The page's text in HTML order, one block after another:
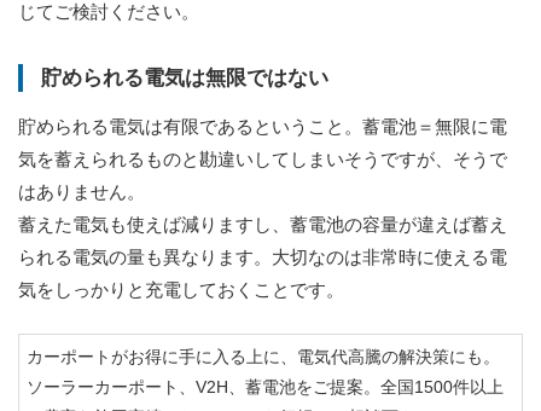
じてご検討ください。
貯められる電気は無限ではない
貯められる電気は有限であるということ。蓄電池＝無限に電
気を蓄えられるものと勘違いしてしまいそうですが、そうで
はありません。
蓄えた電気も使えば減りますし、蓄電池の容量が違えば蓄え
られる電気の量も異なります。大切なのは非常時に使える電
気をしっかりと充電しておくことです。
カーポートがお得に手に入る上に、電気代高騰の解決策にも。
ソーラーカーポート、V2H、蓄電池をご提案。全国1500件以上